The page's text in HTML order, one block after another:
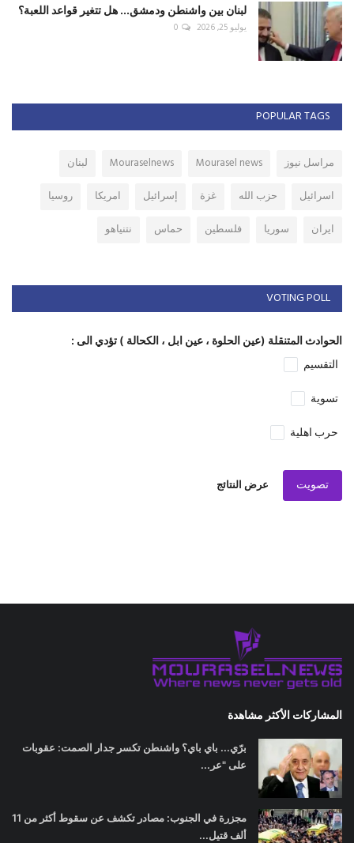
لبنان بين واشنطن ودمشق... هل تتغير قواعد اللعبة؟
يوليو 25, 2026 0
POPULAR TAGS
مراسل نيوز Mourasel news
Mouraselnews
لبنان
اسرائيل
حزب الله غزة إسرائيل امريكا
روسيا
ايران
سوريا فلسطين حماس نتنياهو
VOTING POLL
الحوادث المتنقلة (عين الحلوة ، عين ابل ، الكحالة ) تؤدي الى :
التقسيم
تسوية
حرب اهلية
تصويت عرض النتائج
المشاركات الأكثر مشاهدة
برّي... باي باي؟ واشنطن تكسر جدار الصمت: عقوبات
على "عر...
مجزرة في الجنوب: مصادر تكشف عن سقوط أكثر من 11
ألف قتيل...